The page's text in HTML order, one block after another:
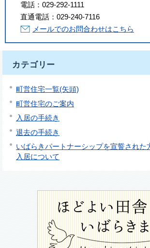
電話： 029-292-1111
直通電話： 029-240-7116
メールでのお問合わせはこちら
カテゴリー
町営住宅一覧(矢頭)
町営住宅のご案内
入居の手続き
退去の手続き
いばらきパートナーシップを宣誓された
入居について